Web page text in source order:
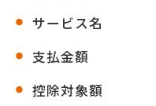
サービス名
支払金額
控除対象額